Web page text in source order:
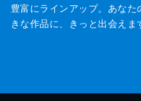
豊富にラインアップ。あなた
きな作品に、きっと出会えま